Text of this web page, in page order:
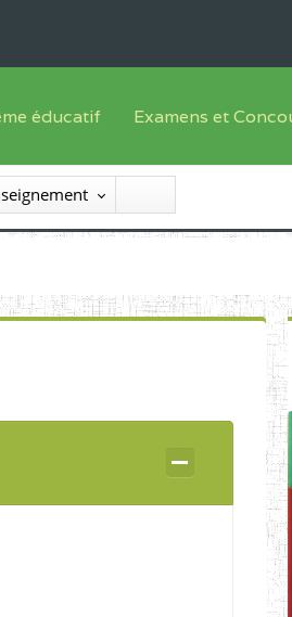
des Enseignements
éducatif
formation
Sous
d'études
Examens et
Inscriptions
Liste des candidats
Diplômes